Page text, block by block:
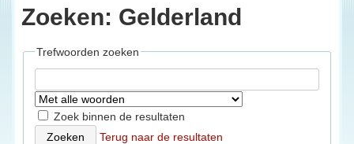
Zoeken: Gelderland
Trefwoorden zoeken
Zoek binnen de resultaten
Terug naar de resultaten